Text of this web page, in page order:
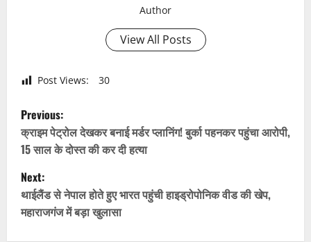
Author
View All Posts
Post Views: 30
P
o
s
t
n
Previous:
क्राइम पेट्रोल देखकर बनाई मर्डर प्लानिंग! बुर्का पहनकर पहुंचा आरोपी,
15 साल के दोस्त की कर दी हत्या
Next:
थाईलैंड से नेपाल होते हुए भारत पहुंची हाइड्रोपोनिक वीड की खेप,
महाराजगंज में बड़ा खुलासा